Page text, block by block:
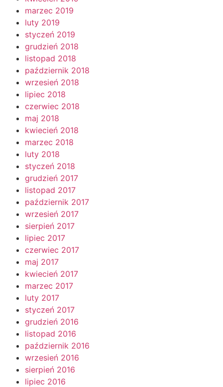
marzec 2019
luty 2019
styczeń 2019
grudzień 2018
listopad 2018
październik 2018
wrzesień 2018
lipiec 2018
czerwiec 2018
maj 2018
kwiecień 2018
marzec 2018
luty 2018
styczeń 2018
grudzień 2017
listopad 2017
październik 2017
wrzesień 2017
sierpień 2017
lipiec 2017
czerwiec 2017
maj 2017
kwiecień 2017
marzec 2017
luty 2017
styczeń 2017
grudzień 2016
listopad 2016
październik 2016
wrzesień 2016
sierpień 2016
lipiec 2016